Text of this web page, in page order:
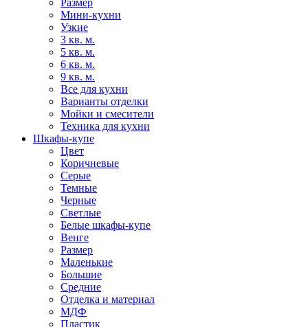
Размер
Мини-кухни
Узкие
3 кв. м.
5 кв. м.
6 кв. м.
9 кв. м.
Все для кухни
Варианты отделки
Мойки и смесители
Техника для кухни
Шкафы-купе
Цвет
Коричневые
Серые
Темные
Черные
Светлые
Белые шкафы-купе
Венге
Размер
Маленькие
Большие
Средние
Отделка и материал
МДФ
Пластик